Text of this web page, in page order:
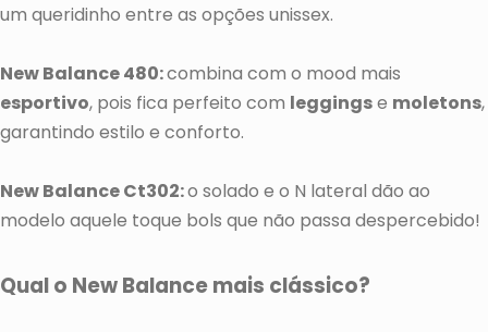
um queridinho entre as opções unissex.
New Balance 480:combina com o mood mais
esportivo, pois fica perfeito com leggingse moletons,
garantindo estilo e conforto.
New Balance Ct302:o solado e o N lateral dão ao
modelo aquele toque bols que não passa despercebido!
Qual o New Balance mais clássico?